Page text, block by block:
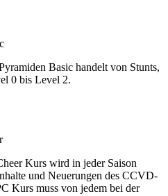
Basic handelt von Stunts,
0 bis Level 2.
Kurs wird in jeder Saison
und Neuerungen des CCVD-
Kurs muss von jedem bei der